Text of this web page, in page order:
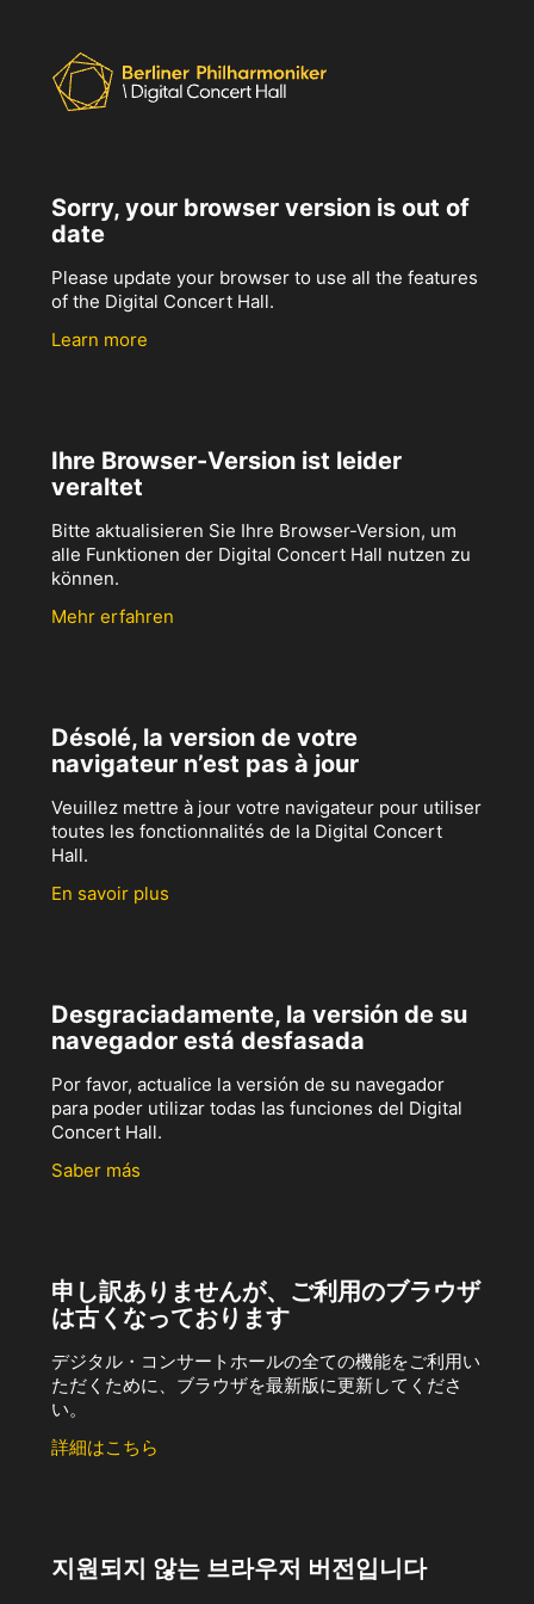
Sorry, your browser version is out of
date
Please update your browser to use all the features
of the Digital Concert Hall.
Learn more
Ihre Browser-Version ist leider
veraltet
Bitte aktualisieren Sie Ihre Browser-Version, um
alle Funktionen der Digital Concert Hall nutzen zu
können.
Mehr erfahren
Désolé, la version de votre
navigateur n’est pas à jour
Veuillez mettre à jour votre navigateur pour utiliser
toutes les fonctionnalités de la Digital Concert
Hall.
En savoir plus
Desgraciadamente, la versión de su
navegador está desfasada
Por favor, actualice la versión de su navegador
para poder utilizar todas las funciones del Digital
Concert Hall.
Saber más
申し訳ありませんが、ご利用のブラウザ
は古くなっております
デジタル・コンサートホールの全ての機能をご利用い
ただくために、ブラウザを最新版に更新してくださ
い。
詳細はこちら
지원되지 않는 브라우저 버전입니다